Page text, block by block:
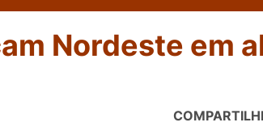
Nordeste em